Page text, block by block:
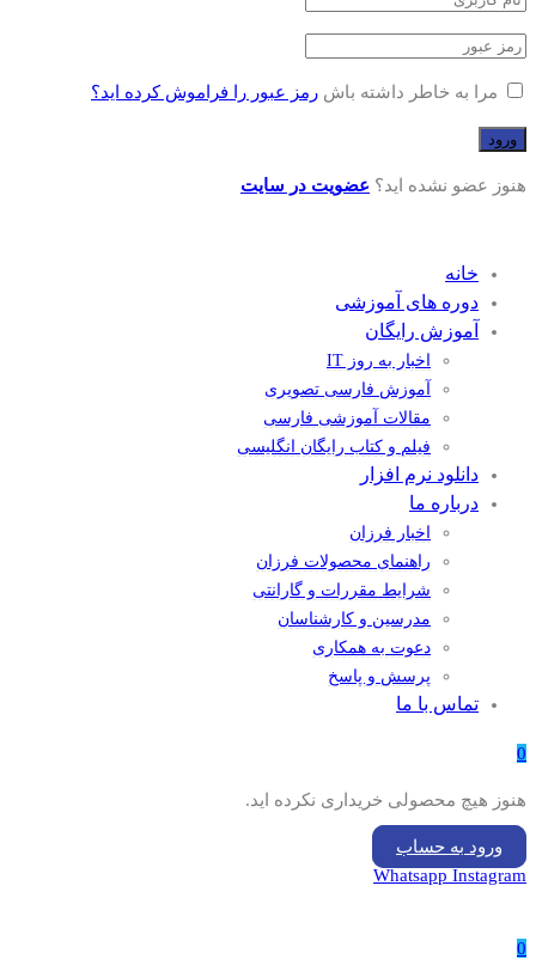
مرا به خاطر داشته باش رمز عبور را فراموش کرده اید؟
هنوز عضو نشده اید؟ عضویت در سایت
خانه
دوره های آموزشی
آموزش رایگان
اخبار به روز IT
آموزش فارسی تصویری
مقالات آموزشی فارسی
فیلم و کتاب رایگان انگلیسی
دانلود نرم افزار
درباره ما
اخبار فرزان
راهنمای محصولات فرزان
شرایط مقررات و گارانتی
مدرسین و کارشناسان
دعوت به همکاری
پرسش و پاسخ
تماس با ما
0
هنوز هیچ محصولی خریداری نکرده اید.
ورود به حساب
Whatsapp Instagram
0